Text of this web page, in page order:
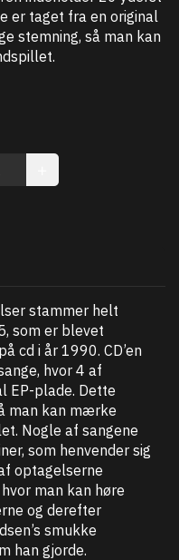
er taget fra en original
stemning, så man kan
stammer helt
som er blevet
cd i år 1990. CD’en
hvor 4 af
EP-plade. Dette
man kan mærke
Nogle af sangene
som henvender sig
optagelserne
man kan høre
og derefter
smukke
han gjorde.